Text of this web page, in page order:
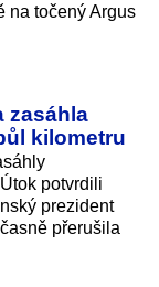
na točený Argus
zasáhla
kilometru
potvrdili
prezident
přerušila